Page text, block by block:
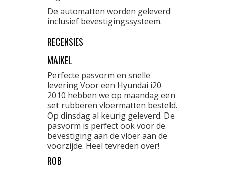
De automatten worden geleverd
inclusief bevestigingssysteem.
RECENSIES
MAIKEL
Perfecte pasvorm en snelle
levering Voor een Hyundai i20
2010 hebben we op maandag een
set rubberen vloermatten besteld.
Op dinsdag al keurig geleverd. De
pasvorm is perfect ook voor de
bevestiging aan de vloer aan de
voorzijde. Heel tevreden over!
ROB